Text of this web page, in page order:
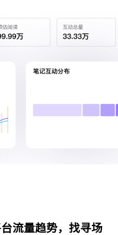
流量趋势，找寻场